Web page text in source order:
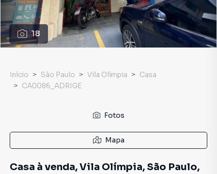
18
Início São Paulo Vila Olímpia
Casa
CA0086_ADRIGE
Fotos
Mapa
Casa à venda, Vila Olímpia, São Paulo,